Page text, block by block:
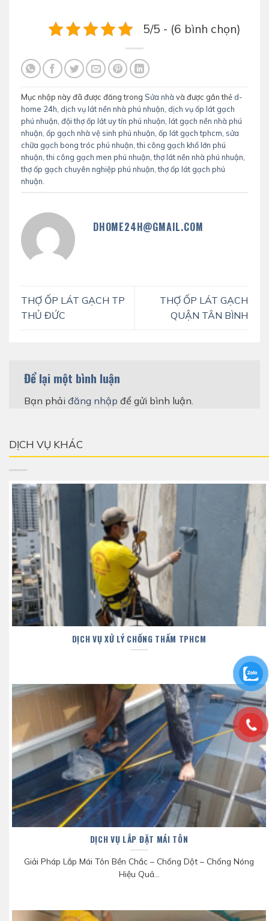
5/5 - (6 bình chọn)
Mục nhập này đã được đăng trong Sửa nhà và được gắn thẻ d-
home 24h dịch vụ lát nền nhà phú nhuận dịch vụ ốp lát gạch
phú nhuận đội thợ ốp lát uy tín phú nhuận lát gạch nền nhà phú
nhuận ốp gạch nhà vệ sinh phú nhuận ốp lát gạch tphcm sửa
chữa gạch bong tróc phú nhuận ,thi công gạch khổ lớn phú
nhuận ,thi công gạch men phú nhuận ,thợ lát nền nhà phú nhuận
thợ ốp gạch chuyên nghiệp phú nhuận ,thợ ốp lát gạch phú
nhuận
DHOME24H@GMAIL.COM
THỢ ỐP LÁT GẠCH TP
THỦ ĐỨC
THỢ ỐP LÁT GẠCH
QUẬN TÂN BÌNH
Để lại một bình luận
Bạn phải đăng nhập để gửi bình luận.
DỊCH VỤ KHÁC
DỊCH VỤ XỬ LÝ CHỐNG THẤM TPHCM
DỊCH VỤ LẮP ĐẶT MÁI TÔN
Giải Pháp Lắp Mái Tôn Bền Chắc – Chống Dột – Chống Nóng
Hiệu Quả...